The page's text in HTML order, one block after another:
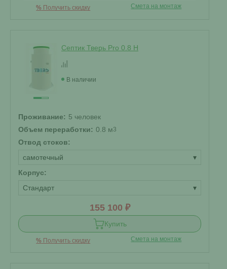
% Получить скидку Смета на монтаж
Септик Тверь Pro 0.8 Н
В наличии
Проживание: 5 человек
Объем переработки: 0.8 м3
Отвод стоков:
самотечный
▾
Корпус:
Стандарт
▾
155 100 ₽
Купить
% Получить скидку Смета на монтаж